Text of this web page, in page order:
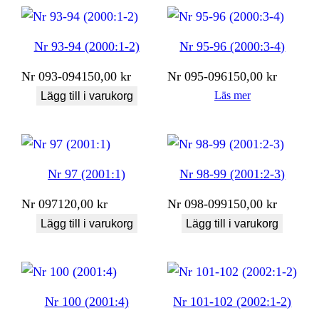
Nr 93-94 (2000:1-2)
Nr 093-094150,00kr
Lägg till i varukorg
Nr 95-96 (2000:3-4)
Nr 095-096150,00kr
Läs mer
Nr 97 (2001:1)
Nr 097120,00kr
Lägg till i varukorg
Nr 98-99 (2001:2-3)
Nr 098-099150,00kr
Lägg till i varukorg
Nr 100 (2001:4) Nr 101-102 (2002:1-2)